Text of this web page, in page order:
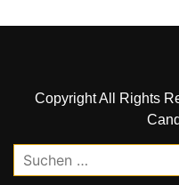
Copyright All Rights
Suchen
nach: